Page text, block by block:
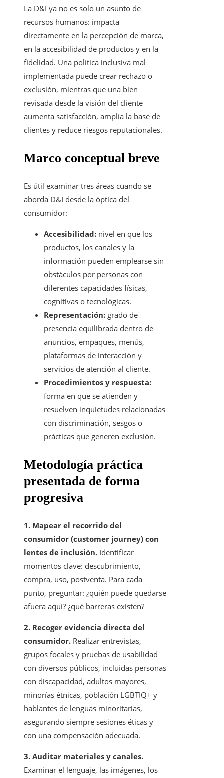
La D&I ya no es solo un asunto de
recursos humanos: impacta
directamente en la percepción de marca,
en la accesibilidad de productos y en la
fidelidad. Una política inclusiva mal
implementada puede crear rechazo o
exclusión, mientras que una bien
revisada desde la visión del cliente
aumenta satisfacción, amplía la base de
clientes y reduce riesgos reputacionales.
Marco conceptual breve
Es útil examinar tres áreas cuando se
aborda D&I desde la óptica del
consumidor:
Accesibilidad: nivel en que los
productos, los canales y la
información pueden emplearse sin
obstáculos por personas con
diferentes capacidades físicas,
cognitivas o tecnológicas.
Representación: grado de
presencia equilibrada dentro de
anuncios, empaques, menús,
plataformas de interacción y
servicios de atención al cliente.
Procedimientos y respuesta:
forma en que se atienden y
resuelven inquietudes relacionadas
con discriminación, sesgos o
prácticas que generen exclusión.
Metodología práctica
presentada de forma
progresiva
1. Mapear el recorrido del
consumidor (customer journey) con
lentes de inclusión. Identificar
momentos clave: descubrimiento,
compra, uso, postventa. Para cada
punto, preguntar: ¿quién puede quedarse
afuera aquí? ¿qué barreras existen?
2. Recoger evidencia directa del
consumidor. Realizar entrevistas,
grupos focales y pruebas de usabilidad
con diversos públicos, incluidas personas
con discapacidad, adultos mayores,
minorías étnicas, población LGBTIQ+ y
hablantes de lenguas minoritarias,
asegurando siempre sesiones éticas y
con una compensación adecuada.
3. Auditar materiales y canales.
Examinar el lenguaje, las imágenes, los